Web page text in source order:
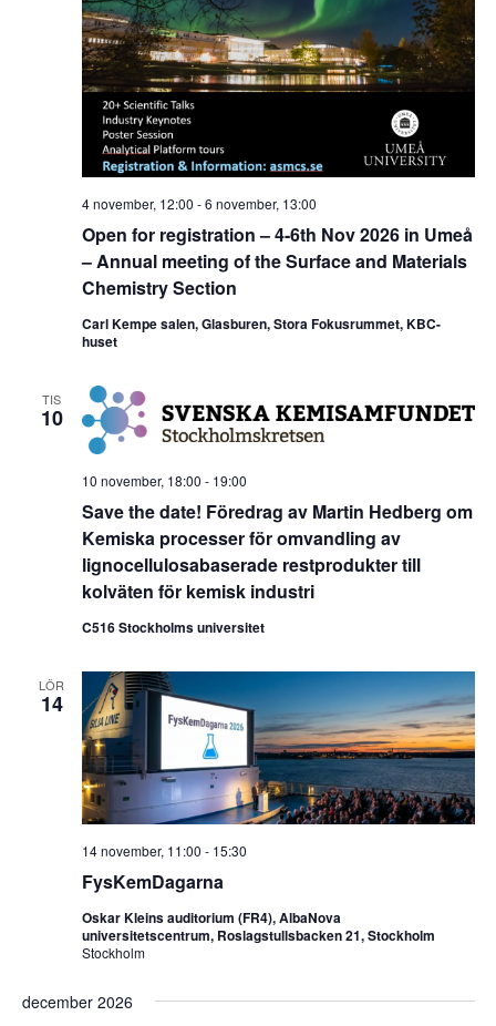
Open for registration – 4-6th Nov 2026 in Umeå
– Annual meeting of the Surface and Materials
Chemistry Section
4 november, 12:00 -6 november, 13:00
Carl Kempe salen, Glasburen, Stora Fokusrummet, KBC-
huset
TIS
10
Save the date! Föredrag av Martin Hedberg om
Kemiska processer för omvandling av
lignocellulosabaserade restprodukter till
kolväten för kemisk industri
10 november, 18:00 - 19:00
C516 Stockholms universitet
LÖR
14
FysKemDagarna
14 november, 11:00 - 15:30
Oskar Kleins auditorium (FR4), AlbaNova
universitetscentrum, Roslagstullsbacken 21, Stockholm
Stockholm
december 2026